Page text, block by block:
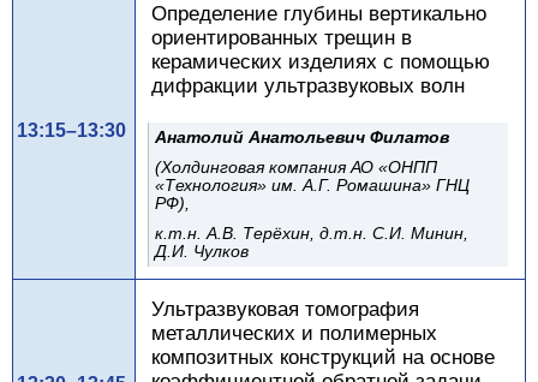
13:15–13:30
Определение глубины вертикально
ориентированных трещин в
керамических изделиях с помощью
дифракции ультразвуковых волн
Анатолий Анатольевич Филатов
(Холдинговая компания АО «ОНПП
«Технология» им. А.Г. Ромашина» ГНЦ
РФ),
к.т.н. А.В. Терёхин, д.т.н. С.И. Минин,
Д.И. Чулков
Ультразвуковая томография
металлических и полимерных
композитных конструкций на основе